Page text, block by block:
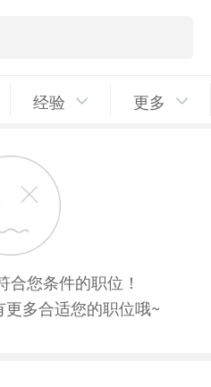
经验 更多
合您条件的职位！
多合适您的职位哦~